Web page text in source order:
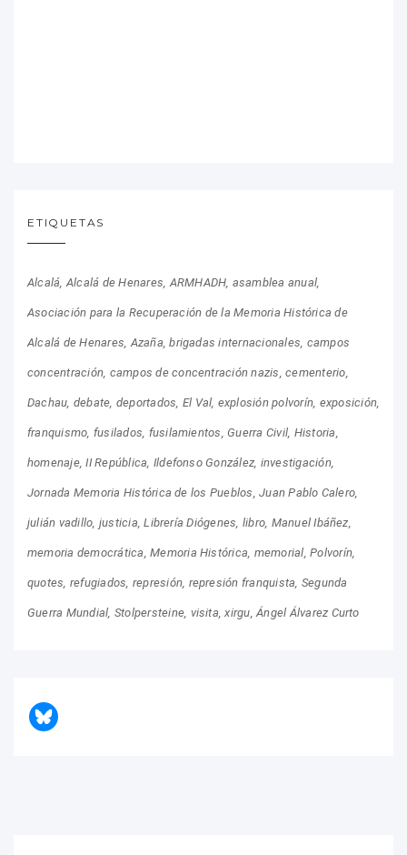
ETIQUETAS
Alcalá Alcalá de Henares ARMHADH asamblea anual
Asociación para la Recuperación de la Memoria Histórica de
Alcalá de Henares Azaña brigadas internacionales campos
concentración campos de concentración nazis cementerio
Dachau debate deportados El Val explosión polvorín exposición
franquismo fusilados fusilamientos Guerra Civil Historia
homenaje II República Ildefonso González investigación
Jornada Memoria Histórica de los Pueblos Juan Pablo Calero
julián vadillo justicia Librería Diógenes libro Manuel Ibáñez
memoria democrática Memoria Histórica memorial Polvorín
quotes refugiados represión represión franquista Segunda
Guerra Mundial Stolpersteine visita xirgu Ángel Álvarez Curto